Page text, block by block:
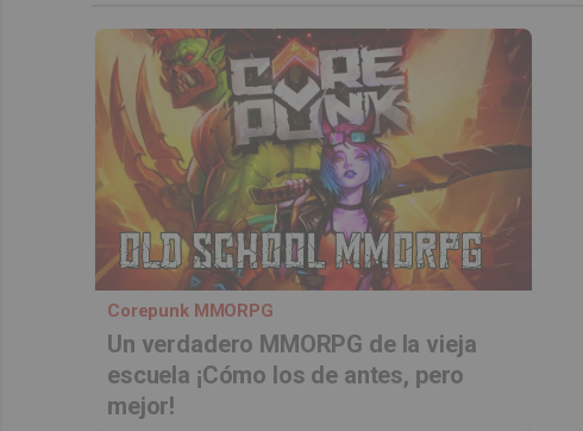
Corepunk MMORPG
Un verdadero MMORPG de la vieja
escuela ¡Cómo los de antes, pero
mejor!